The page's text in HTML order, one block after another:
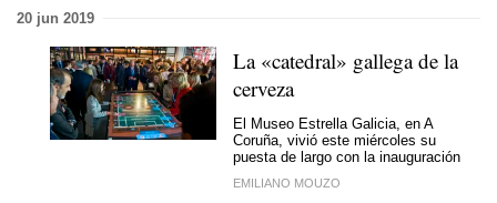
20 jun 2019
La «catedral» gallega de la
cerveza
El Museo Estrella Galicia, en A
Coruña, vivió este miércoles su
puesta de largo con la inauguración
EMILIANO MOUZO